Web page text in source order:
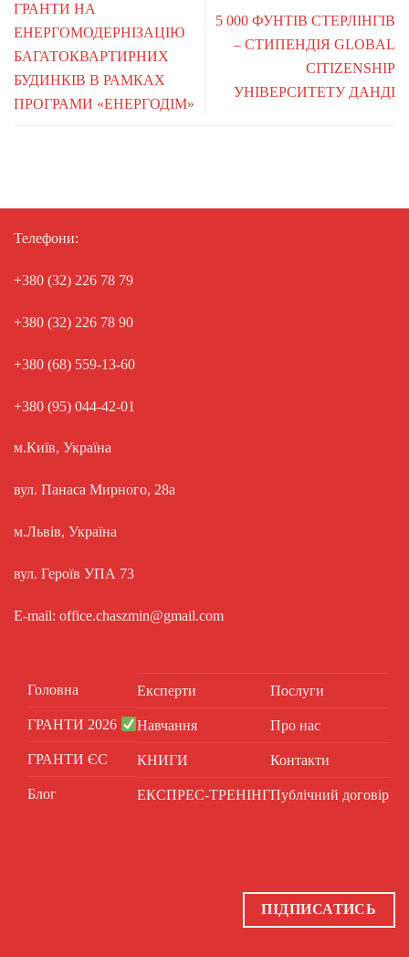
ГРАНТИ НА
ЕНЕРГОМОДЕРНІЗАЦІЮ
БАГАТОКВАРТИРНИХ
БУДИНКІВ В РАМКАХ
ПРОГРАМИ «ЕНЕРГОДІМ»
5 000 ФУНТІВ СТЕРЛІНГІВ
– СТИПЕНДІЯ GLOBAL
CITIZENSHIP
УНІВЕРСИТЕТУ ДАНДІ
Телефони:
+380 (32) 226 78 79
+380 (32) 226 78 90
+380 (68) 559-13-60
+380 (95) 044-42-01
м.Київ, Україна
вул. Панаса Мирного, 28а
м.Львів, Україна
вул. Героїв УПА 73
E-mail: office.chaszmin@gmail.com
Головна
ГРАНТИ 2026
ГРАНТИ ЄС
Блог
Експерти
Навчання
КНИГИ
ЕКСПРЕС-ТРЕНІНГ
Послуги
Про нас
Контакти
Публічний договір
ПІДПИСАТИСЬ